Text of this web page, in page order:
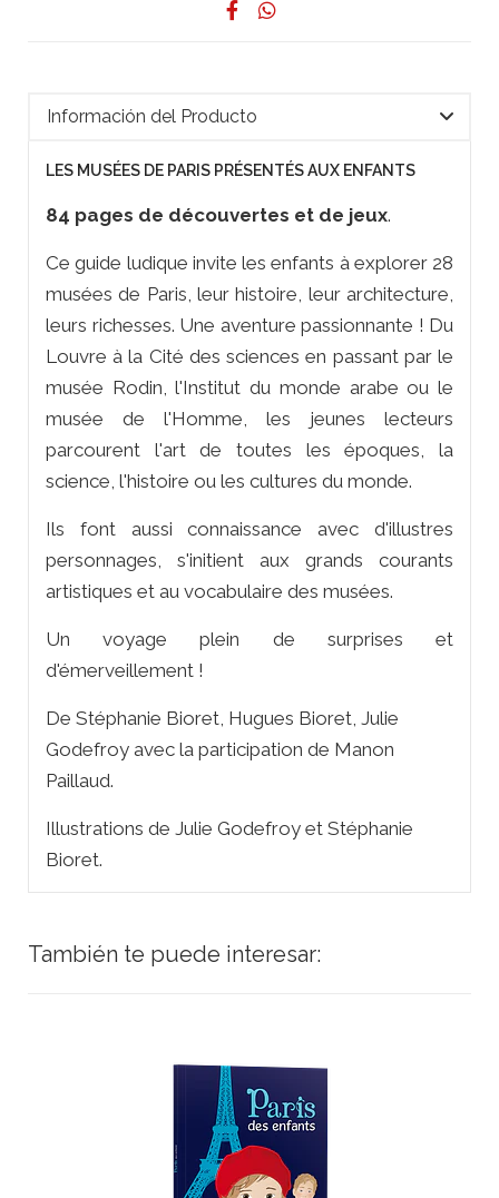
Información del Producto
LES MUSÉES DE PARIS PRÉSENTÉS AUX ENFANTS
84 pages de découvertes et de jeux.
Ce guide ludique invite les enfants à explorer 28
musées de Paris, leur histoire, leur architecture,
leurs richesses. Une aventure passionnante ! Du
Louvre à la Cité des sciences en passant par le
musée Rodin, l'Institut du monde arabe ou le
musée de l'Homme, les jeunes lecteurs
parcourent l'art de toutes les époques, la
science, l'histoire ou les cultures du monde.
Ils font aussi connaissance avec d'illustres
personnages, s'initient aux grands courants
artistiques et au vocabulaire des musées.
Un voyage plein de surprises et
d'émerveillement !
De Stéphanie Bioret, Hugues Bioret, Julie
Godefroy avec la participation de Manon
Paillaud.
Illustrations de Julie Godefroy et Stéphanie
Bioret.
También te puede interesar: